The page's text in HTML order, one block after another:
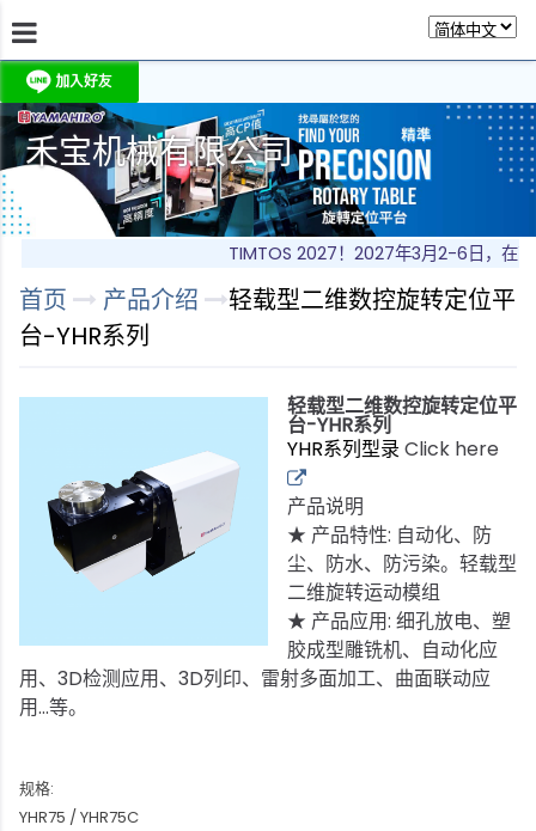
禾宝机械有限公司
关於我们 相关讯息 产品介绍 产品型录 留
TIMTOS 2027！2027年3月2-6日，在南
首页 产品介绍
轻载型二维数控旋转定位平
台-YHR系列
轻载型二维数控旋转定位平
台-YHR系列
YHR系列型录 Click here
产品说明
★ 产品特性: 自动化、防
尘、防水、防污染。轻载型
二维旋转运动模组
★ 产品应用: 细孔放电、塑
胶成型雕铣机、自动化应
用、3D检测应用、3D列印、雷射多面加工、曲面联动应
用...等。
规格:
YHR75 / YHR75C